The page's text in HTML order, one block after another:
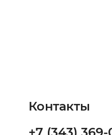
Контакты